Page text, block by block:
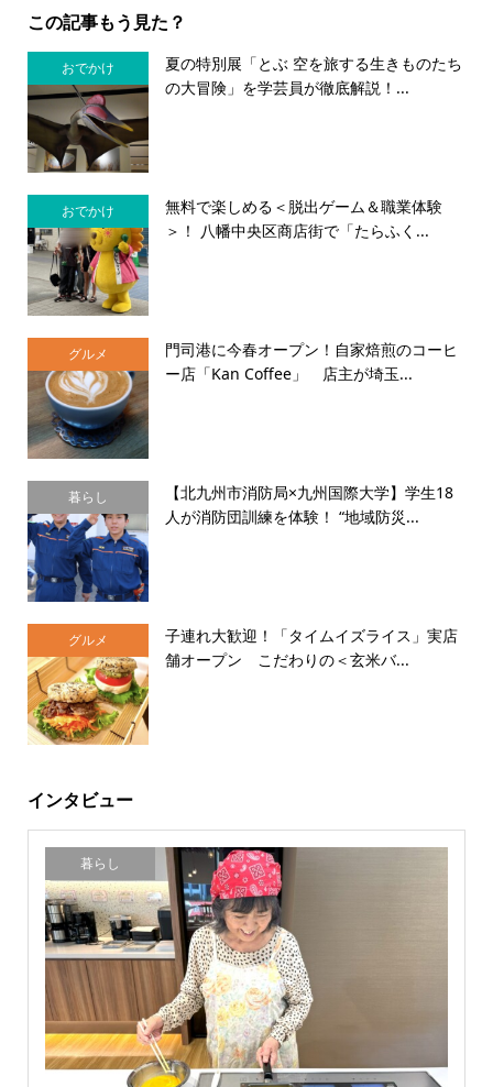
この記事もう見た？
おでかけ
夏の特別展「とぶ 空を旅する生きものたち
の大冒険」を学芸員が徹底解説！...
おでかけ
無料で楽しめる＜脱出ゲーム＆職業体験
＞！ 八幡中央区商店街で「たらふく...
グルメ
門司港に今春オープン！自家焙煎のコーヒ
ー店「Kan Coffee」 店主が埼玉...
暮らし
【北九州市消防局×九州国際大学】学生18
人が消防団訓練を体験！ “地域防災...
グルメ
子連れ大歓迎！「タイムイズライス」実店
舗オープン こだわりの＜玄米バ...
インタビュー
暮らし